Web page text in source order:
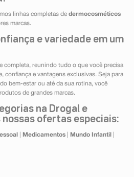
linhas completas de dermocosméticos
marcas.
e variedade em um
completa, reunindo tudo o que você precisa
confiança e vantagens exclusivas. Seja para
bem-estar ou até da sua rotina, você
de grandes marcas.
na Drogal e
ofertas especiais:
Medicamentos| Mundo Infantil